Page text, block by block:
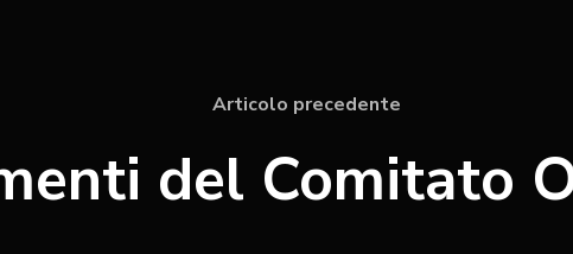
Articolo precedente
del Comitato